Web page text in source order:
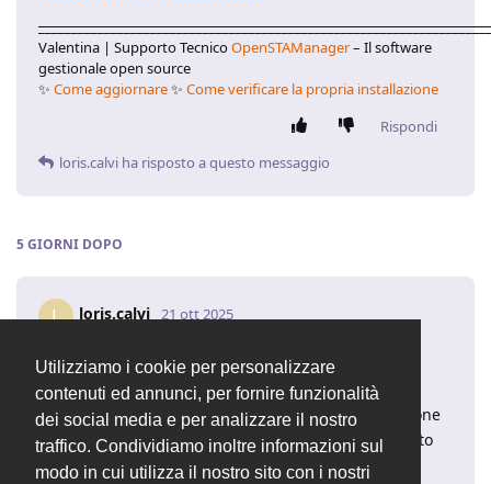
Utilizziamo i cookie per personalizzare
contenuti ed annunci, per fornire funzionalità
dei social media e per analizzare il nostro
traffico. Condividiamo inoltre informazioni sul
modo in cui utilizza il nostro sito con i nostri
Valentina | Supporto TecnicoOpenSTAManager– Il software
gestionale open source
✨ Come aggiornare✨ Come verificare la propria installazione
Rispondi
loris.calvi ha risposto a questo messaggio
5 GIORNI DOPO
L loris.calvi 21 ott 2025
Buongiorno Valentina ,
in demo pubblica funziona correttamente.
Nel mio caso succede quando faccio una registrazione
direttamente dalla prima nota; se creo un movimento
dallo scadenziario non riscontro problemi.